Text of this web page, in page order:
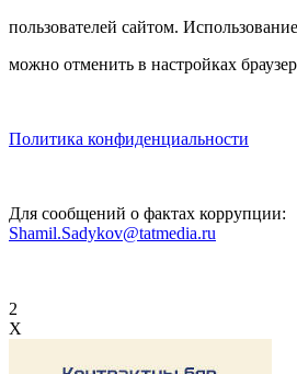
пользователей сайтом.
можно отменить в настройках
Политика конфиденциальности
Для сообщений о фактах коррупции:
Shamil.Sadykov@tatmedia.ru
2
X